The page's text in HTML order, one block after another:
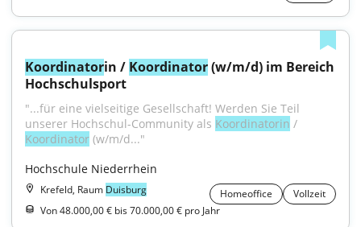
Koordinatorin / Koordinator (w/m/d) im Bereich
Hochschulsport
"...für eine vielseitige Gesellschaft! Werden Sie Teil
unserer Hochschul-Community als Koordinatorin
Koordinator (w/m/d..."
Hochschule Niederrhein
Krefeld, Raum Duisburg Homeoffice
Vollzeit
Von 48.000,00 € bis 70.000,00 € pro Jahr